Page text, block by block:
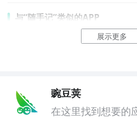
与“随手记”类似的APP
1. 《理财大师》：一款功能强大
2. 《财富管家》：一款综合性的
方位的投资理财服务，包括个人
组合分析等功能，助您实现财富增
展示更多
豌豆荚
在这里找到想要的